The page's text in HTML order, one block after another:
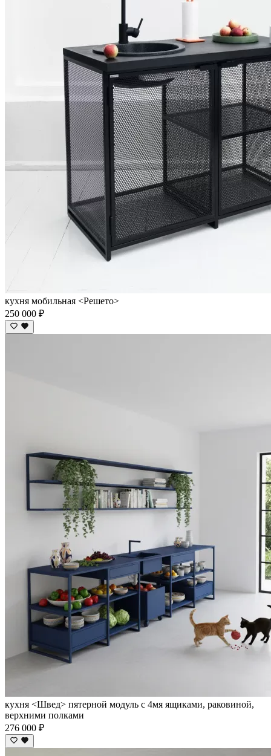
кухня мобильная <Решето>
250 000 ₽
кухня <Швед> пятерной модуль с 4мя ящиками, раковиной,
верхними полками
276 000 ₽